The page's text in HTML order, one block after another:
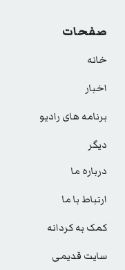
صفحات
خانه
اخبار
برنامه های رادیو
دیگر
درباره ما
ارتباط با ما
کمک به کردانه
سایت قدیمی